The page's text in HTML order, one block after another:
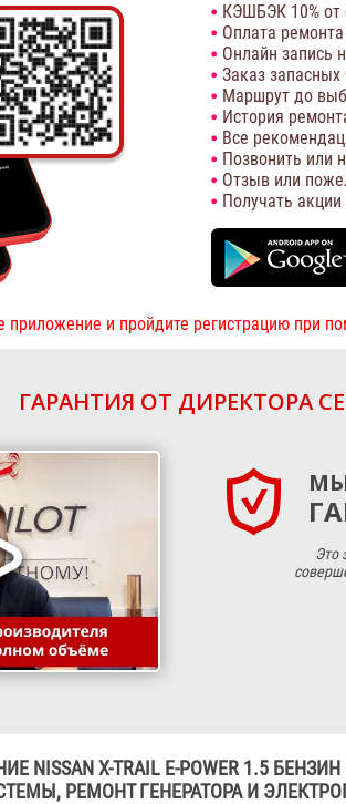
КЭШБЭК 10% от
Оплата
Онлайн запись
Заказ запасных
Маршрут до
История
Все
Позвонить или
Отзыв или
Получать
приложение и пройдите регистрацию при
ГАРАНТИЯ ОТ ДИРЕКТОРА
Это
NISSAN X-TRAIL E-POWER 1.5
РЕМОНТ ГЕНЕРАТОРА И